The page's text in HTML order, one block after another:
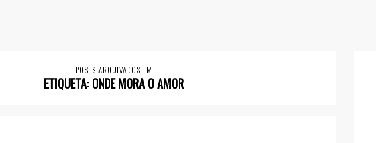
POSTS ARQUIVADOS EM
ETIQUETA: ONDE MORA O AMOR